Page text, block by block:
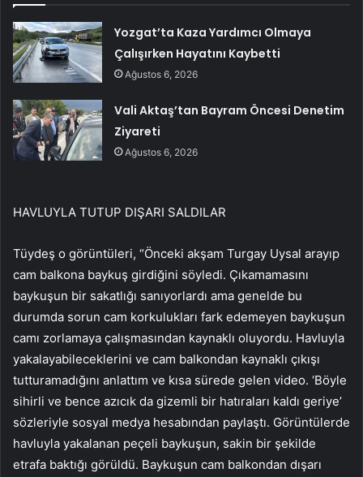
Yozgat’ta Kaza Yardımcı Olmaya
Çalışırken Hayatını Kaybetti
Ağustos 6, 2026
Vali Aktaş’tan Bayram Öncesi Denetim
Ziyareti
Ağustos 6, 2026
HAVLUYLA TUTUP DIŞARI SALDILAR
Tüydeş o görüntüleri, “Önceki akşam Turgay Uysal arayıp
cam balkona baykuş girdiğini söyledi. Çıkamamasını
baykuşun bir sakatlığı sanıyorlardı ama genelde bu
durumda sorun cam korkulukları fark edemeyen baykuşun
camı zorlamaya çalışmasından kaynaklı oluyordu. Havluyla
yakalayabileceklerini ve cam balkondan kaynaklı çıkışı
tutturamadığını anlattım ve kısa sürede gelen video. ‘Böyle
sihirli ve bence azıcık da gizemli bir hatıraları kaldı geriye’
sözleriyle sosyal medya hesabından paylaştı. Görüntülerde
havluyla yakalanan peçeli baykuşun, sakin bir şekilde
etrafa baktığı görüldü. Baykuşun cam balkondan dışarı